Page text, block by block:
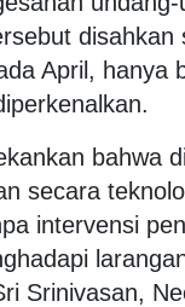
disahkan
April, hanya
bahwa
secara
intervensi
Srinivasan,